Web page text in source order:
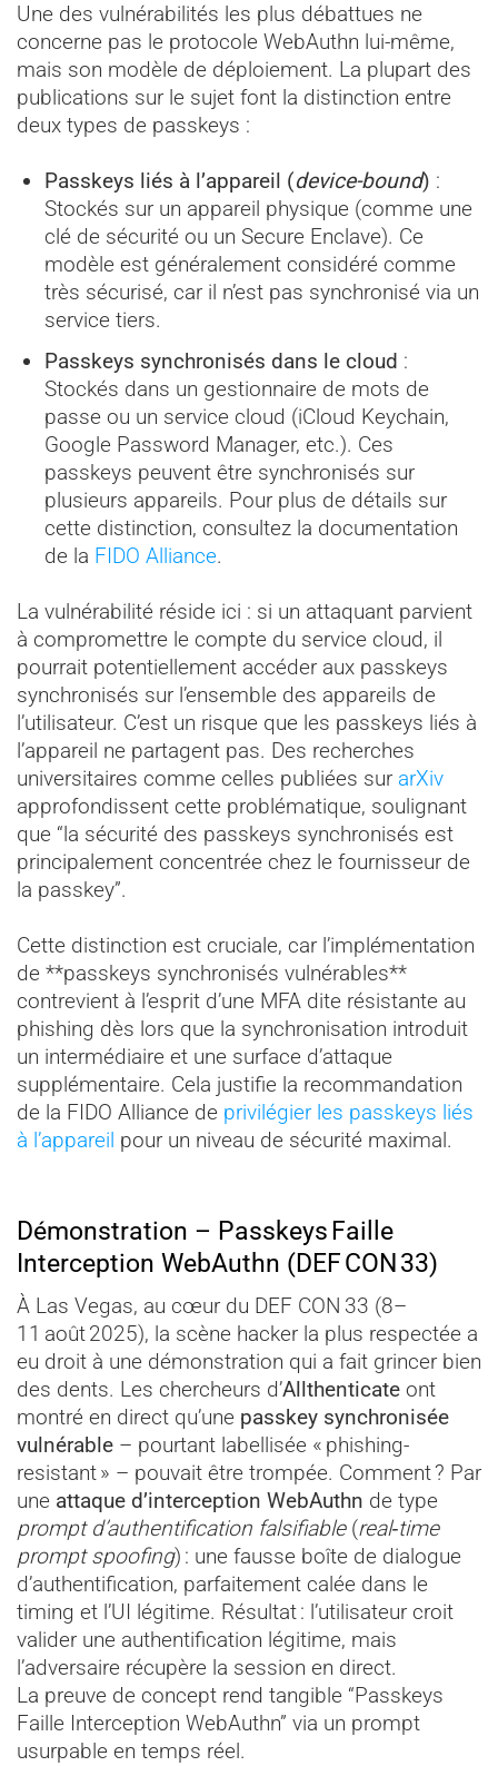
Une des vulnérabilités les plus débattues ne
concerne pas le protocole WebAuthn lui-même,
mais son modèle de déploiement. La plupart des
publications sur le sujet font la distinction entre
deux types de passkeys :
Passkeys liés à l’appareil (device-bound) :
Stockés sur un appareil physique (comme une
clé de sécurité ou un Secure Enclave). Ce
modèle est généralement considéré comme
très sécurisé, car il n’est pas synchronisé via un
service tiers.
Passkeys synchronisés dans le cloud :
Stockés dans un gestionnaire de mots de
passe ou un service cloud (iCloud Keychain,
Google Password Manager, etc.). Ces
passkeys peuvent être synchronisés sur
plusieurs appareils. Pour plus de détails sur
cette distinction, consultez la documentation
de la FIDO Alliance.
La vulnérabilité réside ici : si un attaquant parvient
à compromettre le compte du service cloud, il
pourrait potentiellement accéder aux passkeys
synchronisés sur l’ensemble des appareils de
l’utilisateur. C’est un risque que les passkeys liés à
l’appareil ne partagent pas. Des recherches
universitaires comme celles publiées sur arXiv
approfondissent cette problématique, soulignant
que “la sécurité des passkeys synchronisés est
principalement concentrée chez le fournisseur de
la passkey”.
Cette distinction est cruciale, car l’implémentation
de **passkeys synchronisés vulnérables**
contrevient à l’esprit d’une MFA dite résistante au
phishing dès lors que la synchronisation introduit
un intermédiaire et une surface d’attaque
supplémentaire. Cela justifie la recommandation
de la FIDO Alliance de privilégier les passkeys liés
à l’appareil pour un niveau de sécurité maximal.
Démonstration – Passkeys Faille
Interception WebAuthn (DEF CON 33)
À Las Vegas, au cœur du DEF CON 33 (8–
11 août 2025), la scène hacker la plus respectée a
eu droit à une démonstration qui a fait grincer bien
des dents. Les chercheurs d’Allthenticate ont
montré en direct qu’une passkey synchronisée
vulnérable – pourtant labellisée « phishing-
resistant » – pouvait être trompée. Comment ? Par
une attaque d’interception WebAuthn de type
prompt d’authentification falsifiable(real‑time
prompt spoofing) : une fausse boîte de dialogue
d’authentification, parfaitement calée dans le
timing et l’UI légitime. Résultat : l’utilisateur croit
valider une authentification légitime, mais
l’adversaire récupère la session en direct.
La preuve de concept rend tangible “Passkeys
Faille Interception WebAuthn” via un prompt
usurpable en temps réel.